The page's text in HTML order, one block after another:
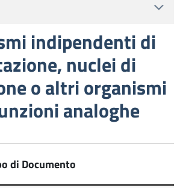
indipendenti di
nuclei di
o altri organismi
analoghe
di Documento